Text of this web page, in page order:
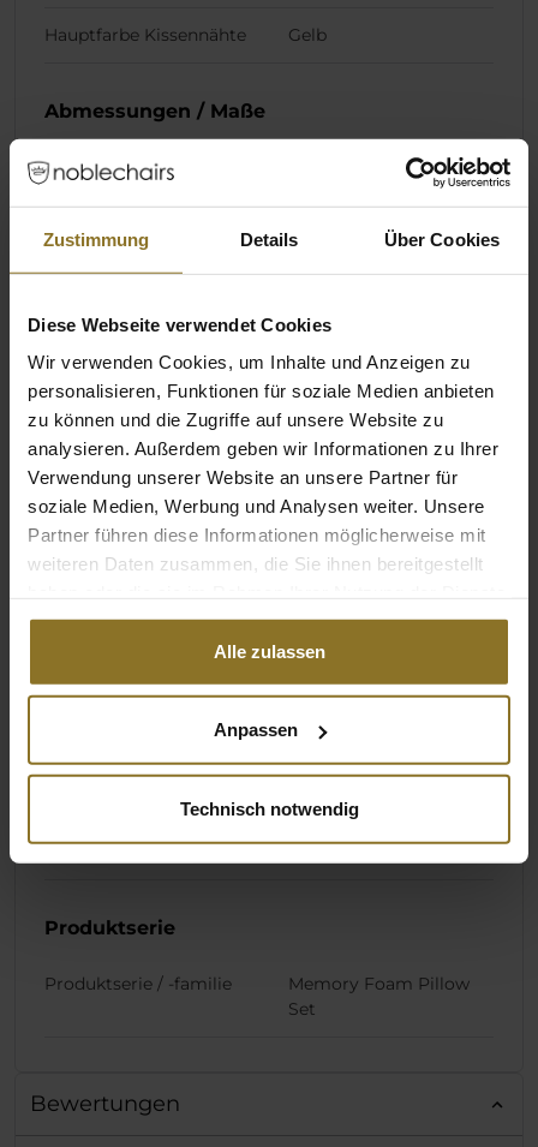
Zustimmung Details Über Cookies
Diese Webseite verwendet Cookies
Wir verwenden Cookies, um Inhalte und Anzeigen zu
personalisieren, Funktionen für soziale Medien anbieten
zu können und die Zugriffe auf unsere Website zu
analysieren. Außerdem geben wir Informationen zu Ihrer
Verwendung unserer Website an unsere Partner für
soziale Medien, Werbung und Analysen weiter. Unsere
Partner führen diese Informationen möglicherweise mit
weiteren Daten zusammen, die Sie ihnen bereitgestellt
gesammelt haben.
Alle zulassen
Anpassen
Technisch notwendig
Hauptfarbe Kissennähte Gelb
Abmessungen / Maße
Breite Nackenkissen
Tiefe Nackenkissen 85 mm
Gewicht Nackenkissen 272 g
Breite Lendenkissen 400 mm
Höhe Lendenkissen 320 mm
Tiefe Lendenkissen 80 mm
Gewicht Lendenkissen 480 g
Inneres Material Kissen Memory Foam
Material Kissenbezug Stoff
max. Waschtemperatur 40 °C
Produktserie
Produktserie / -familie
Memory Foam Pillow
Set
Bewertungen